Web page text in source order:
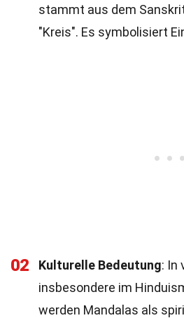
stammt aus dem
"Kreis". Es symbolisiert
02 Kulturelle Bedeutung: In
insbesondere im
werden Mandalas als